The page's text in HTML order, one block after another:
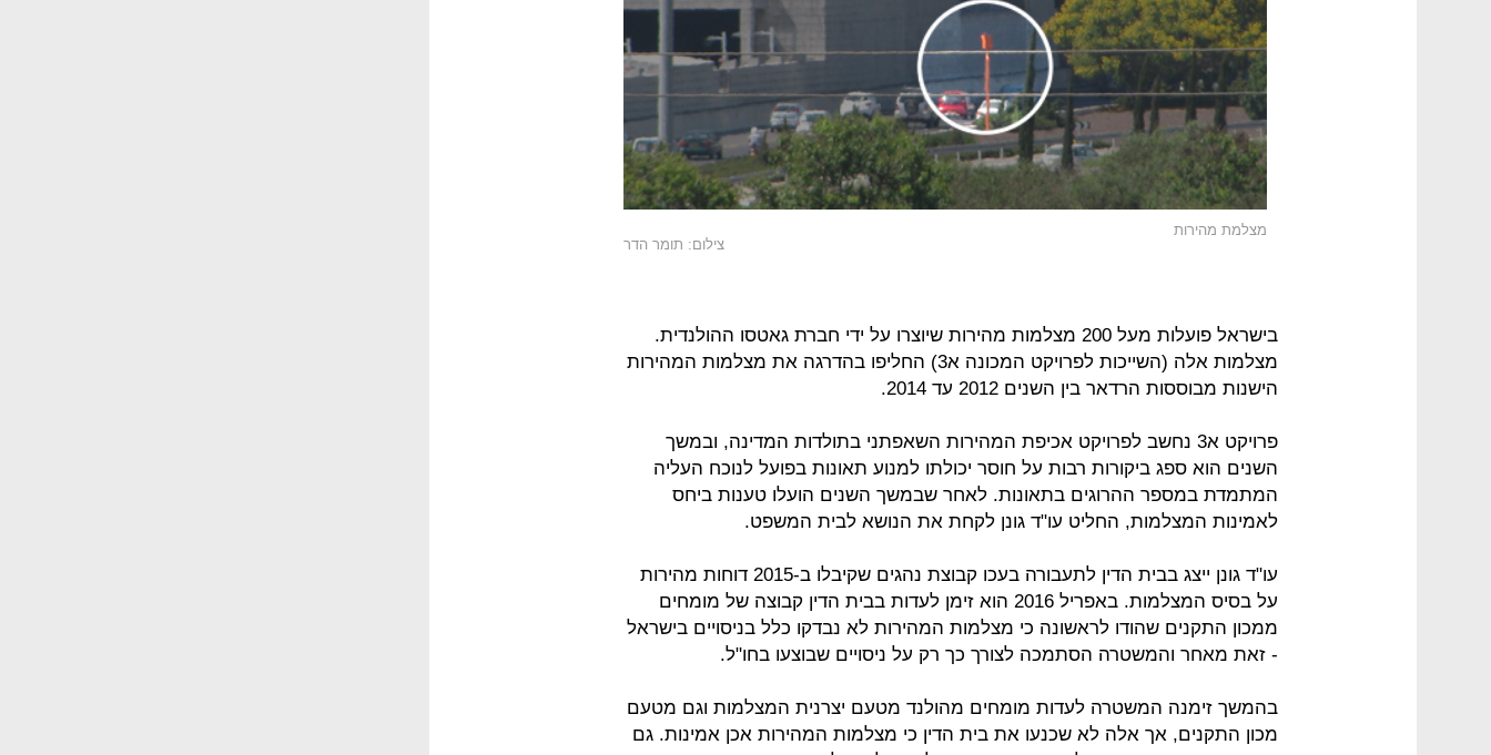
מצלמת מהירות
צילום: תומר הדר
בישראל פועלות מעל 200 מצלמות מהירות שיוצרו על ידי חברת גאטסו ההולנדית.
מצלמות אלה (השייכות לפרויקט המכונה א3) החליפו בהדרגה את מצלמות המהירות
הישנות מבוססות הרדאר בין השנים 2012 עד 2014.
פרויקט א3 נחשב לפרויקט אכיפת המהירות השאפתני בתולדות המדינה, ובמשך
השנים הוא ספג ביקורות רבות על חוסר יכולתו למנוע תאונות בפועל לנוכח העליה
המתמדת במספר ההרוגים בתאונות. לאחר שבמשך השנים הועלו טענות ביחס
לאמינות המצלמות, החליט עו"ד גונן לקחת את הנושא לבית המשפט.
עו"ד גונן ייצג בבית הדין לתעבורה בעכו קבוצת נהגים שקיבלו ב-2015 דוחות מהירות
על בסיס המצלמות. באפריל 2016 הוא זימן לעדות בבית הדין קבוצה של מומחים
ממכון התקנים שהודו לראשונה כי מצלמות המהירות לא נבדקו כלל בניסויים בישראל
- זאת מאחר והמשטרה הסתמכה לצורך כך רק על ניסויים שבוצעו בחו"ל.
בהמשך זימנה המשטרה לעדות מומחים מהולנד מטעם יצרנית המצלמות וגם מטעם
מכון התקנים, אך אלה לא שכנעו את בית הדין כי מצלמות המהירות אכן אמינות. גם